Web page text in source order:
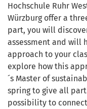
Hochschule Ruhr
Würzburg offer a
part, you will
assessment and will
approach to your
explore how this
´s Master of
spring to give all
possibility to